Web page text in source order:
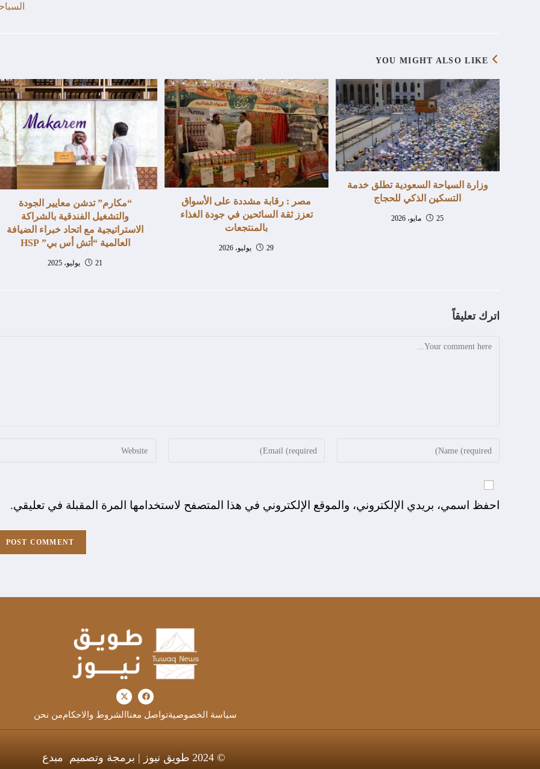
YOU MIGHT ALSO LIKE
“مكارم” تدشن معايير الجودة
والتشغيل الفندقية بالشراكة
الاستراتيجية مع اتحاد خبراء الضيافة
العالمية “أتش أس بي” HSP
21 يوليو، 2025
مصر : رقابة مشددة على الأسواق
تعزز ثقة السائحين في جودة الغذاء
بالمنتجعات
29 يوليو، 2026
وزارة السياحة السعودية تطلق خدمة
التسكين الذكي للحجاج
25 مايو، 2026
اترك تعليقاً
احفظ اسمي، بريدي الإلكتروني، والموقع الإلكتروني في هذا المتصفح لاستخدامها المرة المقبلة في تعليقي.
سياسة الخصوصيةتواصل معنا الشروط والاحكاممن نحن
© 2024 طويق نيوز | برمجة وتصميم مبدع